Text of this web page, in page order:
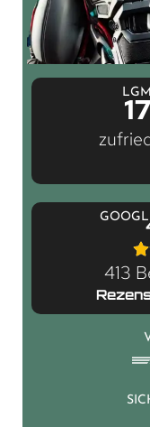
413